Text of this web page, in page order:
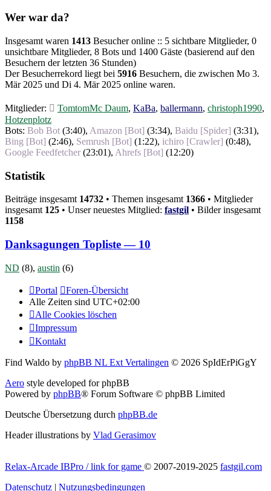
Wer war da?
Insgesamt waren 1413 Besucher online :: 5 sichtbare Mitglieder, 0
unsichtbare Mitglieder, 8 Bots und 1400 Gäste (basierend auf den
Besuchern der letzten 36 Stunden)
Der Besucherrekord liegt bei 5916 Besuchern, die zwischen Mo 3.
Mär 2025 und Di 4. Mär 2025 online waren.
Mitglieder: TomtomMc Daum, KaBa, ballermann, christoph1990,
Hotzenplotz
Bots: Bob Bot (3:40), Amazon [Bot] (3:34), Baidu [Spider] (3:31),
Bing [Bot] (2:46), Semrush [Bot] (1:22), ichiro [Crawler] (0:48),
Google Feedfetcher (23:01), Ahrefs [Bot] (12:20)
Statistik
Beiträge insgesamt 14732 • Themen insgesamt 1366 • Mitglieder
insgesamt 125 • Unser neuestes Mitglied: fastgil • Bilder insgesamt
1158
Danksagungen Topliste — 10
ND (8), austin (6)
Portal
Foren-Übersicht
Alle Zeiten sind UTC+02:00
Alle Cookies löschen
Impressum
Kontakt
Find Waldo by phpBB NL Ext Vertalingen © 2026 SpIdErPiGgY
Aero style developed for phpBB
Powered by phpBB® Forum Software © phpBB Limited
Deutsche Übersetzung durch phpBB.de
Header illustrations by Vlad Gerasimov
Relax-Arcade IBPro / link for game © 2007-2019-2025 fastgil.com
Datenschutz | Nutzungsbedingungen